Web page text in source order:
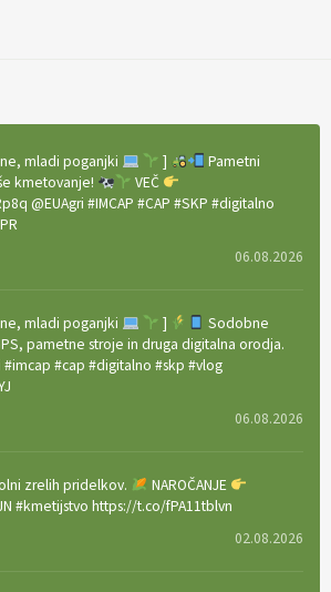
mladi poganjki ]
Pametni
kmetovanje!
VEČ
@EUAgri #IMCAP #CAP #SKP #digitalno
06.08.2026
mladi poganjki ]
Sodobne
pametne stroje in druga digitalna orodja.
#imcap #cap #digitalno #skp #vlog
06.08.2026
zrelih pridelkov.
NAROČANJE
#kmetijstvo https://t.co/fPA11tblvn
02.08.2026